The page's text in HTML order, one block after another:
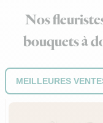
Nos
bouquets à